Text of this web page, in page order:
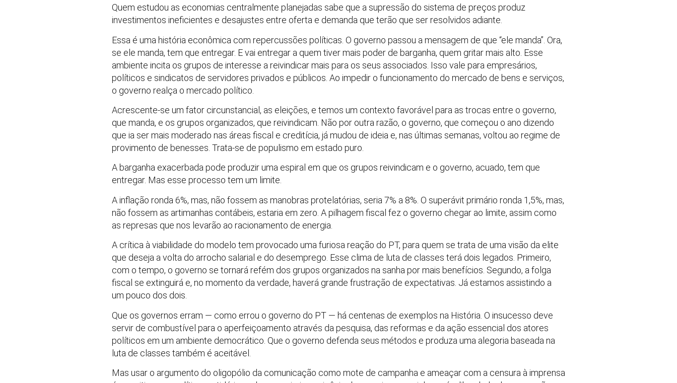
Quem estudou as economias centralmente planejadas sabe que a supressão do sistema de preços produz
investimentos ineficientes e desajustes entre oferta e demanda que terão que ser resolvidos adiante.
Essa é uma história econômica com repercussões políticas. O governo passou a mensagem de que “ele manda”. Ora,
se ele manda, tem que entregar. E vai entregar a quem tiver mais poder de barganha, quem gritar mais alto. Esse
ambiente incita os grupos de interesse a reivindicar mais para os seus associados. Isso vale para empresários,
políticos e sindicatos de servidores privados e públicos. Ao impedir o funcionamento do mercado de bens e serviços,
o governo realça o mercado político.
Acrescente-se um fator circunstancial, as eleições, e temos um contexto favorável para as trocas entre o governo,
que manda, e os grupos organizados, que reivindicam. Não por outra razão, o governo, que começou o ano dizendo
que ia ser mais moderado nas áreas fiscal e creditícia, já mudou de ideia e, nas últimas semanas, voltou ao regime de
provimento de benesses. Trata-se de populismo em estado puro.
A barganha exacerbada pode produzir uma espiral em que os grupos reivindicam e o governo, acuado, tem que
entregar. Mas esse processo tem um limite.
A inflação ronda 6%, mas, não fossem as manobras protelatórias, seria 7% a 8%. O superávit primário ronda 1,5%, mas,
não fossem as artimanhas contábeis, estaria em zero. A pilhagem fiscal fez o governo chegar ao limite, assim como
as represas que nos levarão ao racionamento de energia.
A crítica à viabilidade do modelo tem provocado uma furiosa reação do PT, para quem se trata de uma visão da elite
que deseja a volta do arrocho salarial e do desemprego. Esse clima de luta de classes terá dois legados. Primeiro,
com o tempo, o governo se tornará refém dos grupos organizados na sanha por mais benefícios. Segundo, a folga
fiscal se extinguirá e, no momento da verdade, haverá grande frustração de expectativas. Já estamos assistindo a
um pouco dos dois.
Que os governos erram — como errou o governo do PT — há centenas de exemplos na História. O insucesso deve
servir de combustível para o aperfeiçoamento através da pesquisa, das reformas e da ação essencial dos atores
políticos em um ambiente democrático. Que o governo defenda seus métodos e produza uma alegoria baseada na
luta de classes também é aceitável.
Mas usar o argumento do oligopólio da comunicação como mote de campanha e ameaçar com a censura à imprensa